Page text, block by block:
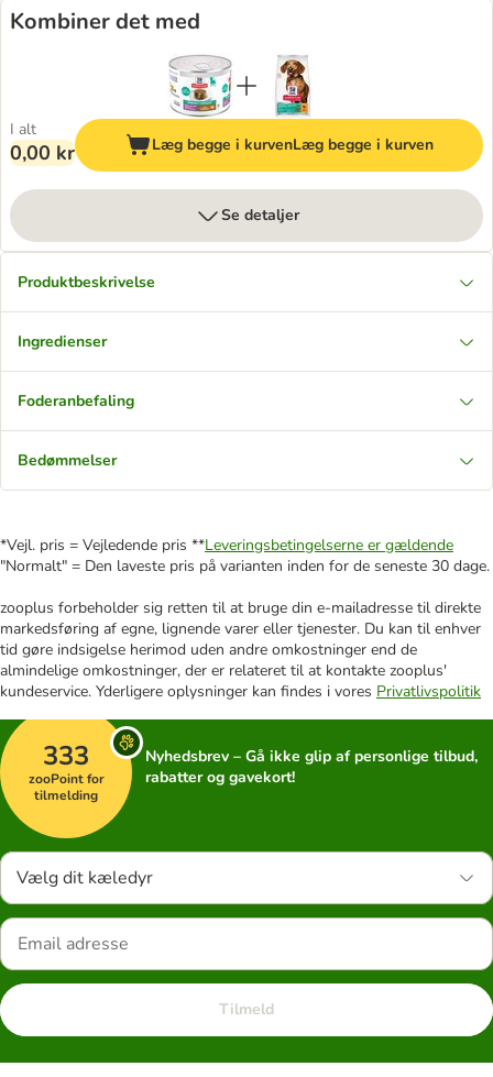
Kombiner det med
I alt
0,00 kr Læg begge i kurvenLæg begge i kurven
Se detaljer
Produktbeskrivelse
Ingredienser
Foderanbefaling
Bedømmelser
*Vejl. pris = Vejledende pris **Leveringsbetingelserne er gældende
"Normalt" = Den laveste pris på varianten inden for de seneste 30 dage.
zooplus forbeholder sig retten til at bruge din e-mailadresse til direkte
markedsføring af egne, lignende varer eller tjenester. Du kan til enhver
tid gøre indsigelse herimod uden andre omkostninger end de
almindelige omkostninger, der er relateret til at kontakte zooplus'
kundeservice. Yderligere oplysninger kan findes i vores Privatlivspolitik
333
zooPoint for
tilmelding
Nyhedsbrev – Gå ikke glip af personlige tilbud,
rabatter og gavekort!
Vælg dit kæledyr
Tilmeld